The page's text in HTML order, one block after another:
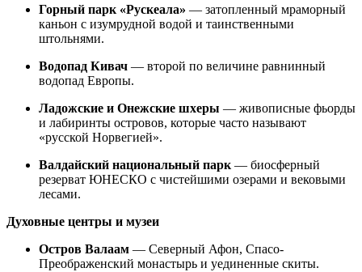
Горный парк «Рускеала» — затопленный мраморный
каньон с изумрудной водой и таинственными
штольнями.
Водопад Кивач — второй по величине равнинный
водопад Европы.
Ладожские и Онежские шхеры — живописные фьорды
и лабиринты островов, которые часто называют
«русской Норвегией».
Валдайский национальный парк — биосферный
резерват ЮНЕСКО с чистейшими озерами и вековыми
лесами.
Духовные центры и музеи
Остров Валаам — Северный Афон, Спасо-
Преображенский монастырь и уединенные скиты.